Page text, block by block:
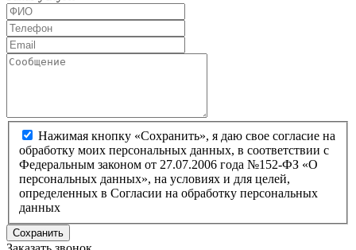
Нажимая кнопку «Сохранить», я даю свое согласие на
обработку моих персональных данных, в соответствии с
Федеральным законом от 27.07.2006 года №152-ФЗ «О
персональных данных», на условиях и для целей,
определенных в Согласии на обработку персональных
данных
Сохранить